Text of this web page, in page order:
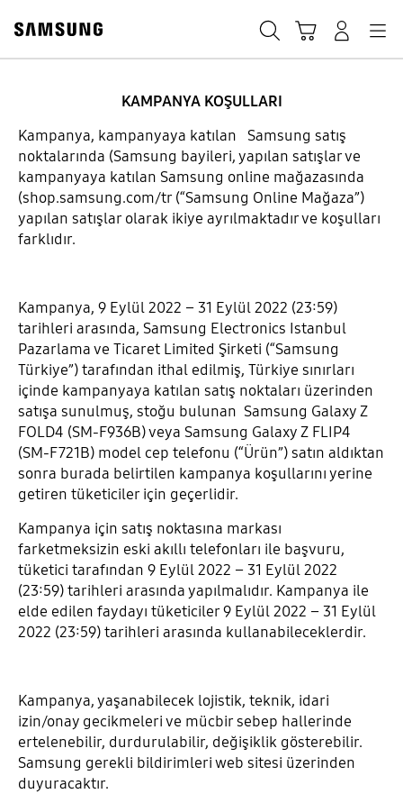
content
Süresi doldu
Bi’ yenilik yap, eski
telefonunu Galaxy ile
Galaxy Z Fold4’te 4.000 TL, Galaxy Z Flip4'te 2.500
TL yenileme indirimi
Kampanya Tarihleri: 2022-09-09 ~ 2022-10-31
KAMPANYA KOŞULLARI
Kampanya, kampanyaya katılan Samsung satış
noktalarında (Samsung bayileri, yapılan satışlar ve
kampanyaya katılan Samsung online mağazasında
(shop.samsung.com/tr (“Samsung Online Mağaza”)
yapılan satışlar olarak ikiye ayrılmaktadır ve koşulları
farklıdır.
Kampanya, 9 Eylül 2022 – 31 Eylül 2022 (23:59)
tarihleri arasında, Samsung Electronics Istanbul
Pazarlama ve Ticaret Limited Şirketi (“Samsung
Türkiye”) tarafından ithal edilmiş, Türkiye sınırları
içinde kampanyaya katılan satış noktaları üzerinden
satışa sunulmuş, stoğu bulunan Samsung Galaxy Z
FOLD4 (SM-F936B) veya Samsung Galaxy Z FLIP4
(SM-F721B) model cep telefonu (“Ürün”) satın aldıktan
sonra burada belirtilen kampanya koşullarını yerine
getiren tüketiciler için geçerlidir.
Kampanya için satış noktasına markası
farketmeksizin eski akıllı telefonları ile başvuru,
tüketici tarafından 9 Eylül 2022 – 31 Eylül 2022
(23:59) tarihleri arasında yapılmalıdır. Kampanya ile
elde edilen faydayı tüketiciler 9 Eylül 2022 – 31 Eylül
2022 (23:59) tarihleri arasında kullanabileceklerdir.
Kampanya, yaşanabilecek lojistik, teknik, idari
izin/onay gecikmeleri ve mücbir sebep hallerinde
ertelenebilir, durdurulabilir, değişiklik gösterebilir.
Samsung gerekli bildirimleri web sitesi üzerinden
duyuracaktır.